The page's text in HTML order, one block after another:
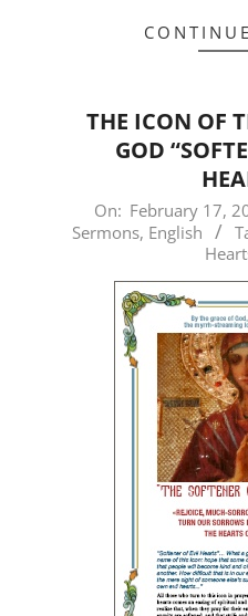
THE ICON OF
GOD
2011-
02-
On: February 17,
Sermons, English